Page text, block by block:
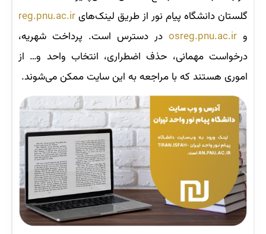
گلستان دانشگاه پیام نور از طریق لینک‌هایreg.pnu.ac.ir
و osreg.pnu.ac.ir در دسترس است. پرداخت شهریه،
درخواست مهمانی، حذف اضطراری، انتخاب واحد و… از
اموری هستند که با مراجعه به این سایت ممکن می‌شوند.